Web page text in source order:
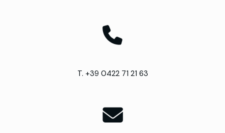
T. +39 0422 71 21 63